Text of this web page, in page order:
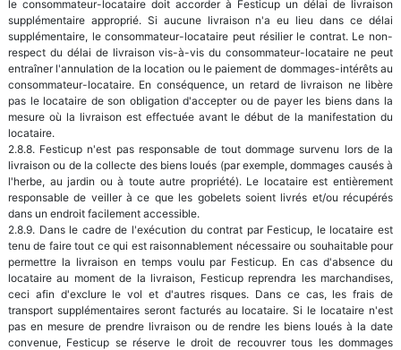
le consommateur-locataire doit accorder à Festicup un délai de livraison
supplémentaire approprié. Si aucune livraison n'a eu lieu dans ce délai
supplémentaire, le consommateur-locataire peut résilier le contrat. Le non-
respect du délai de livraison vis-à-vis du consommateur-locataire ne peut
entraîner l'annulation de la location ou le paiement de dommages-intérêts au
consommateur-locataire. En conséquence, un retard de livraison ne libère
pas le locataire de son obligation d'accepter ou de payer les biens dans la
mesure où la livraison est effectuée avant le début de la manifestation du
locataire.
2.8.8. Festicup n'est pas responsable de tout dommage survenu lors de la
livraison ou de la collecte des biens loués (par exemple, dommages causés à
l'herbe, au jardin ou à toute autre propriété). Le locataire est entièrement
responsable de veiller à ce que les gobelets soient livrés et/ou récupérés
dans un endroit facilement accessible.
2.8.9. Dans le cadre de l'exécution du contrat par Festicup, le locataire est
tenu de faire tout ce qui est raisonnablement nécessaire ou souhaitable pour
permettre la livraison en temps voulu par Festicup. En cas d'absence du
locataire au moment de la livraison, Festicup reprendra les marchandises,
ceci afin d'exclure le vol et d'autres risques. Dans ce cas, les frais de
transport supplémentaires seront facturés au locataire. Si le locataire n'est
pas en mesure de prendre livraison ou de rendre les biens loués à la date
convenue, Festicup se réserve le droit de recouvrer tous les dommages